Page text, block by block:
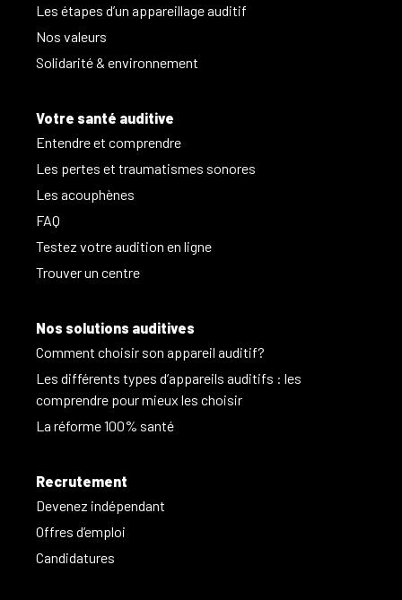
Les étapes d’un appareillage auditif
Nos valeurs
Solidarité & environnement
Votre santé auditive
Entendre et comprendre
Les pertes et traumatismes sonores
Les acouphènes
FAQ
Testez votre audition en ligne
Trouver un centre
Nos solutions auditives
Comment choisir son appareil auditif?
Les différents types d’appareils auditifs : les
comprendre pour mieux les choisir
La réforme 100% santé
Recrutement
Devenez indépendant
Offres d’emploi
Candidatures